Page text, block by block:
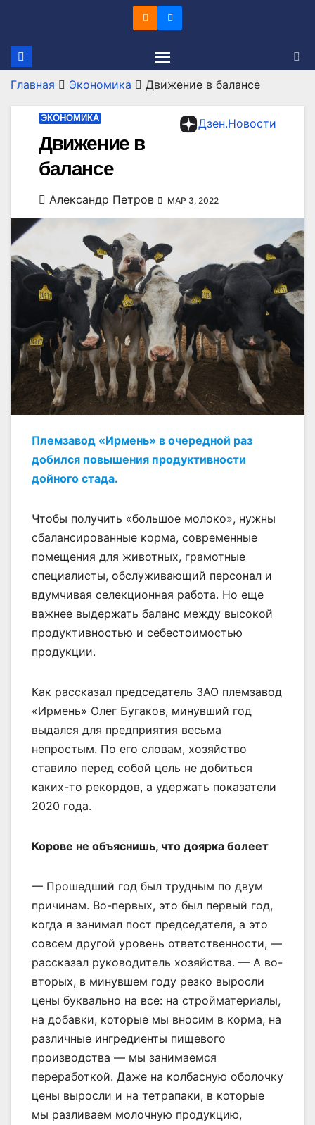
содержимому
Главная Экономика Движение в балансе
Дзен.Новости
ЭКОНОМИКА
Движение в
балансе
Александр Петров МАР 3, 2022
Племзавод «Ирмень» в очередной раз
добился повышения продуктивности
дойного стада.
Чтобы получить «большое молоко», нужны
сбалансированные корма, современные
помещения для животных, грамотные
специалисты, обслуживающий персонал и
вдумчивая селекционная работа. Но еще
важнее выдержать баланс между высокой
продуктивностью и себестоимостью
продукции.
Как рассказал председатель ЗАО племзавод
«Ирмень» Олег Бугаков, минувший год
выдался для предприятия весьма
непростым. По его словам, хозяйство
ставило перед собой цель не добиться
каких-то рекордов, а удержать показатели
2020 года.
Корове не объяснишь, что доярка болеет
— Прошедший год был трудным по двум
причинам. Во-первых, это был первый год,
когда я занимал пост председателя, а это
совсем другой уровень ответственности, —
рассказал руководитель хозяйства. — А во-
вторых, в минувшем году резко выросли
цены буквально на все: на стройматериалы,
на добавки, которые мы вносим в корма, на
различные ингредиенты пищевого
производства — мы занимаемся
переработкой. Даже на колбасную оболочку
цены выросли и на тетрапаки, в которые
мы разливаем молочную продукцию,